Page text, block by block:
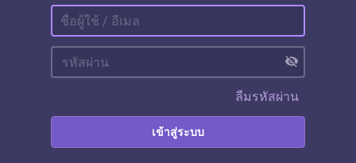
visibility_off
ลืมรหัสผ่าน
เข้าสู่ระบบ